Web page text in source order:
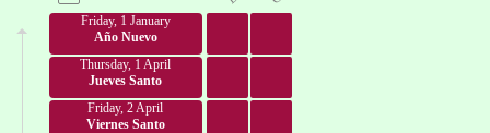
Friday, 1 January
Año Nuevo
Thursday, 1 April
Jueves Santo
Friday, 2 April
Viernes Santo